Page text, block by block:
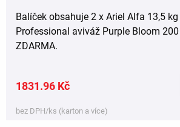
Balíček obsahuje 2 x Ariel Alfa 13,5
Professional aviváž Purple Bloom
ZDARMA.
1831.96 Kč
bez DPH/ks (karton a více)